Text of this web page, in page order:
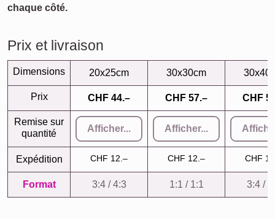
chaque côté.
Prix et livraison
Dimensions 20x25cm 30x30cm
Prix CHF 44.– CHF 57.– CHF
Remise sur
quantité
Afficher... Afficher...
Expédition CHF 12.– CHF 12.– CHF
Format 3:4 / 4:3 1:1 / 1:1 3:4 /